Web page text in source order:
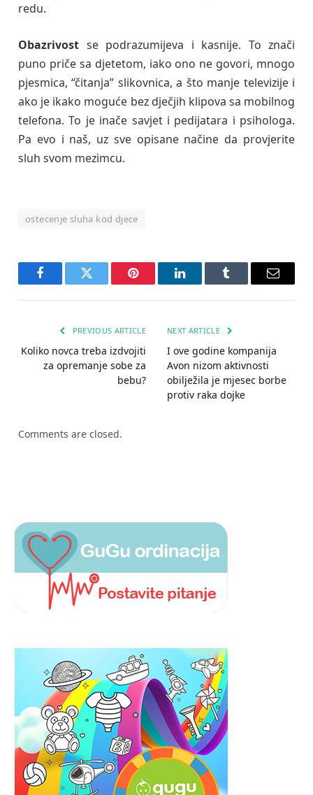
redu.
Obazrivost se podrazumijeva i kasnije. To znači
puno priče sa djetetom, iako ono ne govori, mnogo
pjesmica, “čitanja” slikovnica, a što manje televizije i
ako je ikako moguće bez dječjih klipova sa mobilnog
telefona. To je inače savjet i pedijatara i psihologa.
Pa evo i naš, uz sve opisane načine da provjerite
sluh svom mezimcu.
ostecenje sluha kod djece
FacebookTwitter Pinterest LinkedInTumblr Email
PREVIOUS ARTICLE
Koliko novca treba izdvojiti
za opremanje sobe za
bebu?
NEXT ARTICLE
I ove godine kompanija
Avon nizom aktivnosti
obilježila je mjesec borbe
protiv raka dojke
Comments are closed.